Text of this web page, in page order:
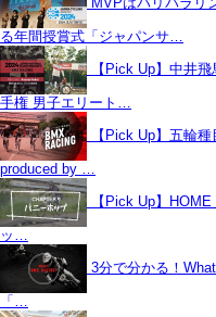
る年間授賞式「ジャパンサ…
【Pick Up】中井
手権 男子エリート…
【Pick Up】五輪
produced by …
【Pick Up】
ッ…
3分で分かる！
「…